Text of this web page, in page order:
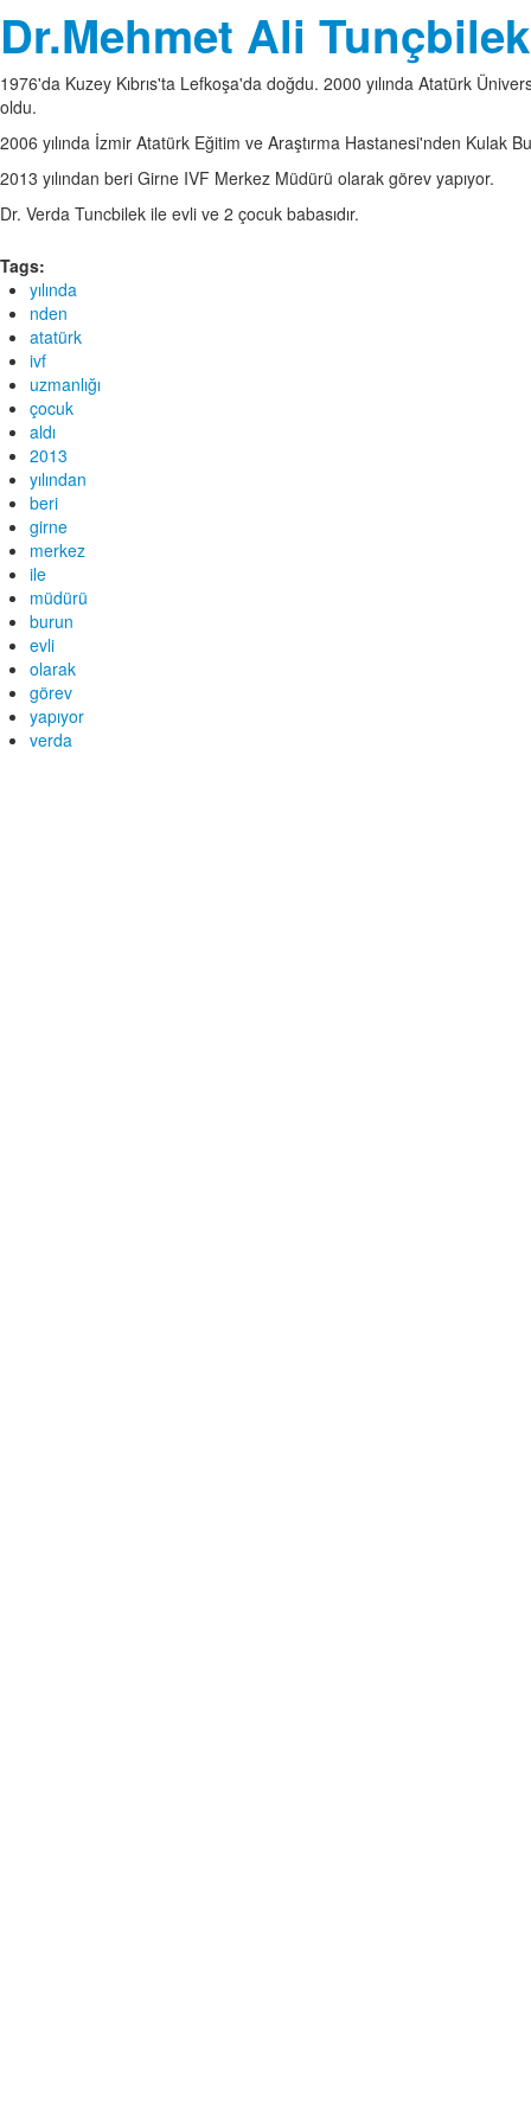
Dr.Mehmet Ali Tunçbilek
1976'da Kuzey Kıbrıs'ta Lefkoşa'da doğdu. 2000 yılında Atatürk
oldu.
2006 yılında İzmir Atatürk Eğitim ve Araştırma Hastanesi'nden Kulak
2013 yılından beri Girne IVF Merkez Müdürü olarak görev yapıyor.
Dr. Verda Tuncbilek ile evli ve 2 çocuk babasıdır.
Tags:
yılında
nden
atatürk
ivf
uzmanlığı
çocuk
aldı
2013
yılından
beri
girne
merkez
ile
müdürü
burun
evli
olarak
görev
yapıyor
verda